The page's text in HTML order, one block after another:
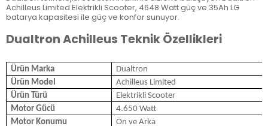
Achilleus Limited Elektrikli Scooter, 4648 Watt güç ve 35Ah LG
batarya kapasitesi ile güç ve konfor sunuyor.
Dualtron Achilleus Teknik Özellikleri
Ürün Marka
Dualtron
Ürün Model
Achilleus Limited
Ürün Türü
Elektrikli Scooter
Motor Gücü
4.650 Watt
Motor Konumu
Ön ve Arka